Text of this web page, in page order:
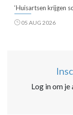
‘Huisartsen krijgen
05 AUG 2026
Log in om